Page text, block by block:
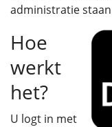
administratie
Hoe
werkt
het?
U logt in met